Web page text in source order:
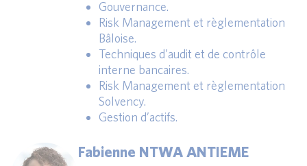
Gouvernance.
Risk Management et règlementation
Bâloise.
Techniques d’audit et de contrôle
interne bancaires.
Risk Management et règlementation
Solvency.
Gestion d’actifs.
Fabienne NTWA ANTIEME